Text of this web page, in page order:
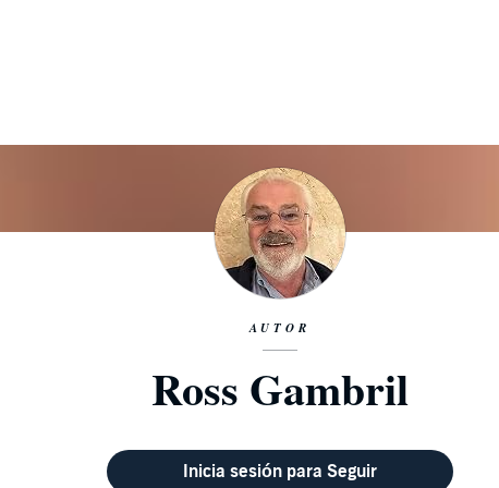
AUTOR
Ross Gambril
Inicia sesión para Seguir